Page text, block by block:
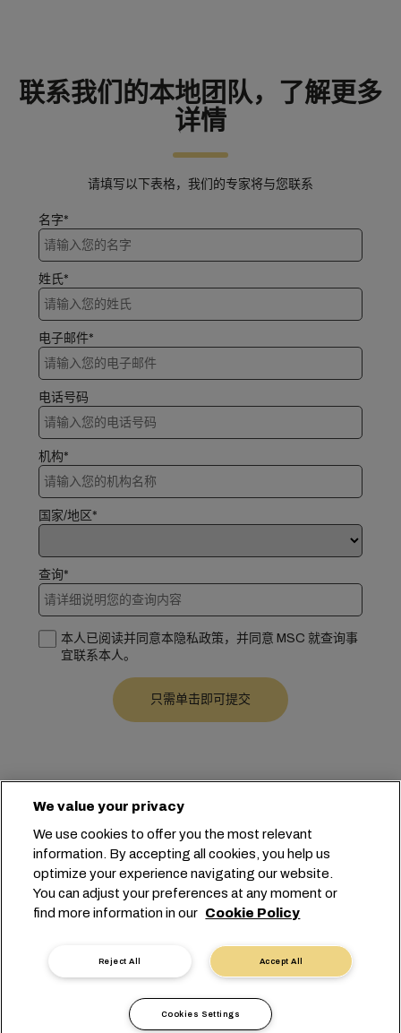
联系我们的本地团队，了解更多
详情
请填写以下表格，我们的专家将与您联系
名字*
姓氏*
电子邮件*
电话号码
机构*
国家/地区*
查询*
本人已阅读并同意本隐私政策，并同意 MSC 就查询事
宜联系本人。
总部： +41 227038888
info@msc.com
Chemin Rieu 12, 1208 Geneva
Switzerland
使用条款
承运人条款和条件
欧盟承诺
行为准则
认证
举报热线
沪ICP备13010414号-6
沪公网安备 31010902003394号
We value your privacy
We use cookies to offer you the most relevant
information. By accepting all cookies, you help us
optimize your experience navigating our website.
You can adjust your preferences at any moment or
find more information in our Cookie Policy
Accept All
Reject All
Cookies Settings